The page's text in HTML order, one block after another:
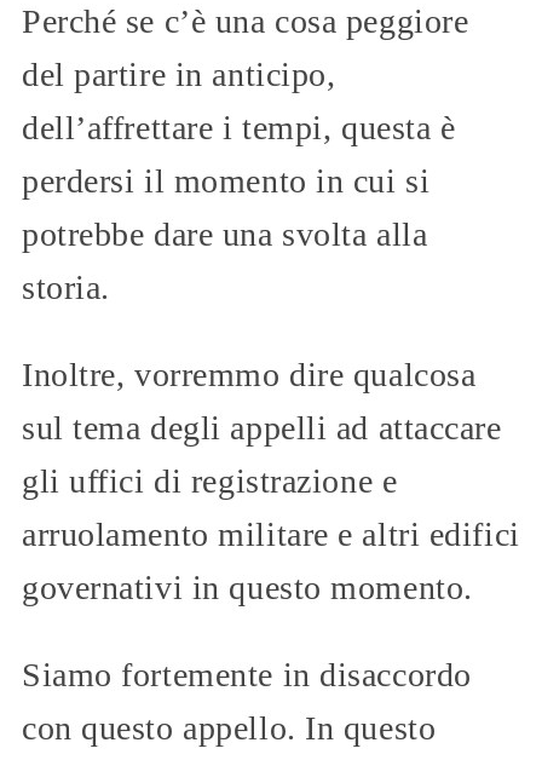
Perché se c’è una cosa peggiore
del partire in anticipo,
dell’affrettare i tempi, questa è
perdersi il momento in cui si
potrebbe dare una svolta alla
storia.
Inoltre, vorremmo dire qualcosa
sul tema degli appelli ad attaccare
gli uffici di registrazione e
arruolamento militare e altri edifici
governativi in questo momento.
Siamo fortemente in disaccordo
con questo appello. In questo